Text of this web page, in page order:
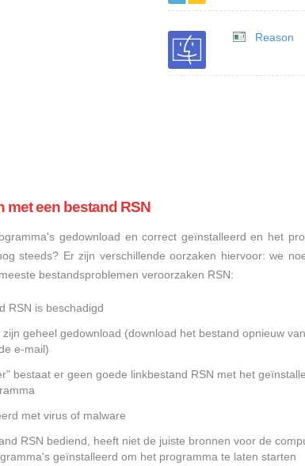
Reason
met een bestand RSN
gedownload en correct geïnstalleerd en het
steeds? Er zijn verschillende oorzaken hiervoor: we
bestandsproblemen veroorzaken RSN:
RSN is beschadigd
geheel gedownload (download het bestand opnieuw
e-mail)
bestaat er geen goede linkbestand RSN met het
met virus of malware
RSN bediend, heeft niet de juiste bronnen voor de
geïnstalleerd om het programma te laten starten